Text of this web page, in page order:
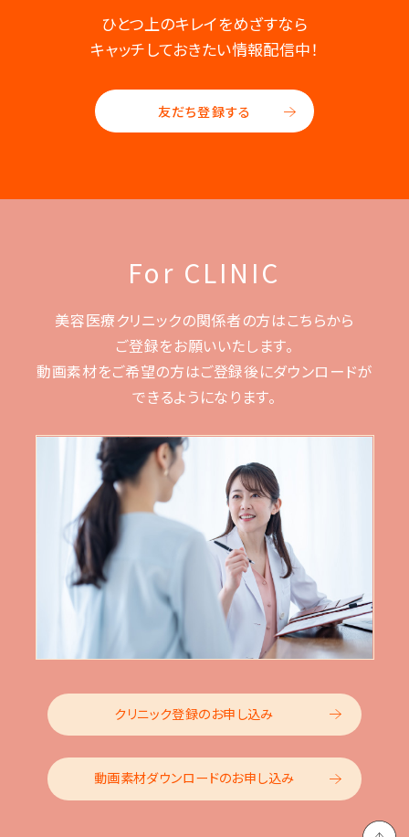
ひとつ上のキレイをめざすなら
キャッチしておきたい情報配信中！
友だち登録する
For CLINIC
美容医療クリニックの関係者の方はこちらから
ご登録をお願いいたします。
動画素材をご希望の方はご登録後にダウンロードが
できるようになります。
クリニック登録のお申し込み
動画素材ダウンロードのお申し込み